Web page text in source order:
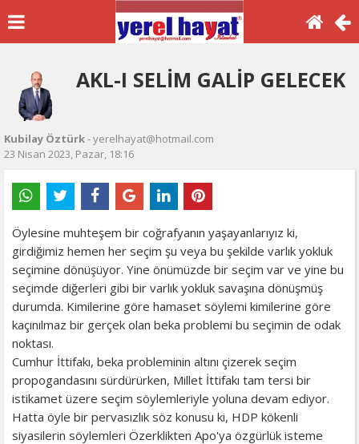
AKL-I SELİM GALİP GELECEK
Kubilay Öztürk- yerelhayat@hotmail.com
23 Nisan 2023, Pazar, 18:16
Öylesine muhteşem bir coğrafyanın yaşayanlarıyız ki,
girdiğimiz hemen her seçim şu veya bu şekilde varlık yokluk
seçimine dönüşüyor. Yine önümüzde bir seçim var ve yine bu
seçimde diğerleri gibi bir varlık yokluk savaşına dönüşmüş
durumda. Kimilerine göre hamaset söylemi kimilerine göre
kaçınılmaz bir gerçek olan beka problemi bu seçimin de odak
noktası.
Cumhur İttifakı, beka probleminin altını çizerek seçim
propogandasını sürdürürken, Millet İttifakı tam tersi bir
istikamet üzere seçim söylemleriyle yoluna devam ediyor.
Hatta öyle bir pervasızlık söz konusu ki, HDP kökenli
siyasilerin söylemleri Özerklikten Apo'ya özgürlük isteme